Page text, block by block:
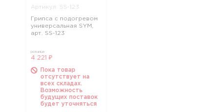
Артикул: SS-123
Грипса с подогревом
универсальная SYM,
арт. SS-123
розница
4 221 ₽
Пока товар
отсутствует на
всех складах.
Возможность
будущих поставок
будет уточняться